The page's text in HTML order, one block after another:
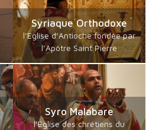
Syriaque Orthodoxe
l’Eglise d’Antioche fondée par
l’Apôtre Saint Pierre
Syro Malabare
l’Eglise des chrétiens du